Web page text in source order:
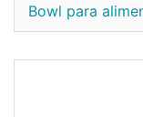
Bowl para